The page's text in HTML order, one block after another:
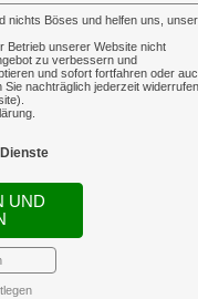
nichts Böses und helfen uns,
Betrieb unserer Website nicht
zu verbessern und
und sofort fortfahren oder
nachträglich jederzeit widerrufen
UND